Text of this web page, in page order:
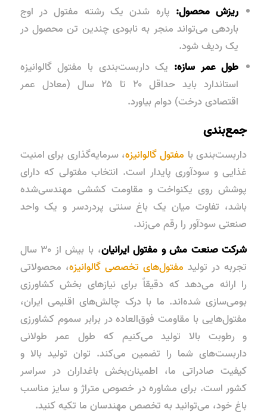
ریزش محصول: پاره شدن یک رشته مفتول در اوج
باردهی می‌تواند منجر به نابودی چندین تن محصول در
یک ردیف شود.
طول عمر سازه: یک داربست‌بندی با مفتول گالوانیزه
استاندارد باید حداقل ۲۰ تا ۲۵ سال (معادل عمر
اقتصادی درخت) دوام بیاورد.
جمع‌بندی
داربست‌بندی با مفتول گالوانیزه، سرمایه‌گذاری برای امنیت
غذایی و سودآوری پایدار است. انتخاب مفتولی که دارای
پوشش روی یکنواخت و مقاومت کششی مهندسی‌شده
باشد، تفاوت میان یک باغ سنتی پردردسر و یک واحد
صنعتی سودآور را رقم می‌زند.
شرکت صنعت مش و مفتول ایرانیان
، با بیش از ۳۰ سال
تجربه در تولید مفتول‌های تخصصی گالوانیزه، محصولاتی
را ارائه می‌دهد که دقیقاً برای نیازهای بخش کشاورزی
بومی‌سازی شده‌اند. ما با درک چالش‌های اقلیمی ایران،
مفتول‌هایی با مقاومت فوق‌العاده در برابر سموم کشاورزی
و رطوبت بالا تولید می‌کنیم که طول عمر طولانی
داربست‌های شما را تضمین می‌کند. توان تولید بالا و
کیفیت صادراتی ما، اطمینان‌بخش باغداران در سراسر
کشور است. برای مشاوره در خصوص متراژ و سایز مناسب
باغ خود، می‌توانید به تخصص مهندسان ما تکیه کنید.